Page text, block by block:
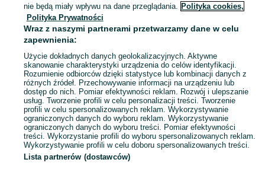
Mapa kategorii
Mapa miejscowości
Mapa ministron
Popularne wyszukiwania
nie będą miały wpływu na dane przeglądania. Polityka cookies,
Polityka Prywatności
Wraz z naszymi partnerami przetwarzamy dane w celu
zapewnienia:
Użycie dokładnych danych geolokalizacyjnych. Aktywne
skanowanie charakterystyki urządzenia do celów identyfikacji.
Rozumienie odbiorców dzięki statystyce lub kombinacji danych z
różnych źródeł. Przechowywanie informacji na urządzeniu lub
dostęp do nich. Pomiar efektywności reklam. Rozwój i ulepszanie
usług. Tworzenie profili w celu personalizacji treści. Tworzenie
profili w celu spersonalizowanych reklam. Wykorzystywanie
ograniczonych danych do wyboru reklam. Wykorzystywanie
ograniczonych danych do wyboru treści. Pomiar efektywności
treści. Wykorzystanie profili do wyboru spersonalizowanych reklam.
Wykorzystywanie profili w celu doboru spersonalizowanych treści.
Lista partnerów (dostawców)